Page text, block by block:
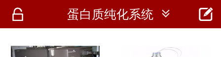
 首页
 蛋白质纯化系统  